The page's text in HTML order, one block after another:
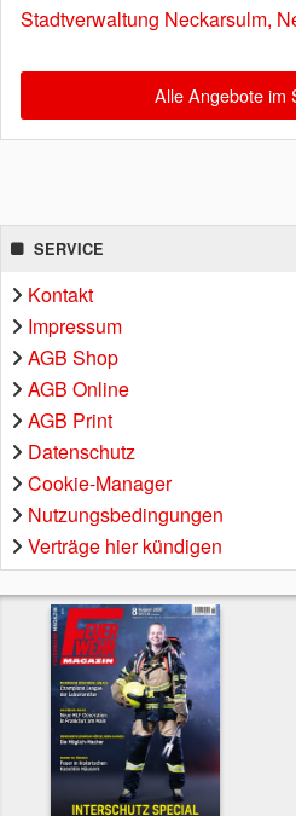
Stadtverwaltung Neckarsulm,
Alle Angebote im
SERVICE
Kontakt
Impressum
AGB Shop
AGB Online
AGB Print
Datenschutz
Cookie-Manager
Nutzungsbedingungen
Verträge hier kündigen